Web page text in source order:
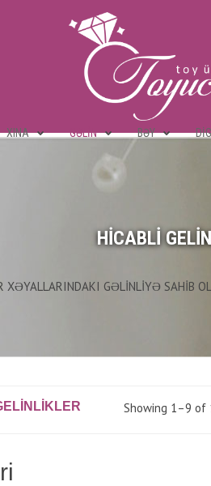
XINA GƏLIN BƏY
HICABLI
XƏYALLARINDAKI GƏLINLIYƏ SAHIB
Showing 1–9 of